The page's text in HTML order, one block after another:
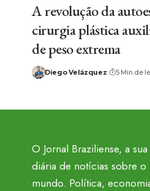
A revolução da
cirurgia plástica
de peso extrema
Diego Velázquez 5 Min de
O Jornal Braziliense, a
diária de notícias sobre o
mundo. Política,